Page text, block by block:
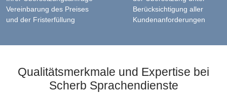
Vereinbarung des Preises
und der Fristerfüllung
Berücksichtigung aller
Kundenanforderungen
Qualitätsmerkmale und Expertise bei
Scherb Sprachendienste